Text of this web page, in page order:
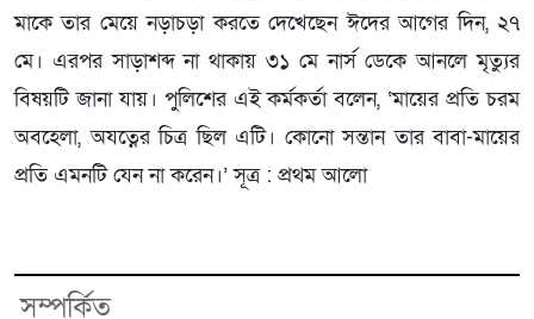
মাকে তার মেয়ে নড়াচড়া করতে দেখেছেন ঈদের আগের দিন, ২৭
মে। এরপর সাড়াশব্দ না থাকায় ৩১ মে নার্স ডেকে আনলে মৃত্যুর
বিষয়টি জানা যায়। পুলিশের এই কর্মকর্তা বলেন, ‘মায়ের প্রতি চরম
অবহেলা, অযত্নের চিত্র ছিল এটি। কোনো সন্তান তার বাবা-মায়ের
প্রতি এমনটি যেন না করেন।’ সূত্র : প্রথম আলো
সম্পর্কিত